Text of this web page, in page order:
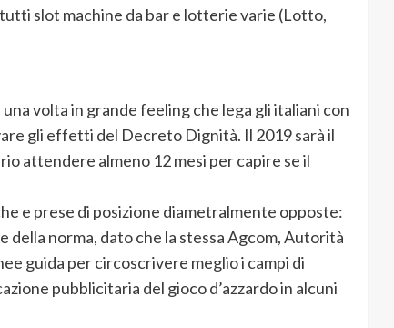
slot machine da bar e lotterie varie (Lotto,
volta in grande feeling che lega gli italiani con
gli effetti del Decreto Dignità. Il 2019 sarà il
attendere almeno 12 mesi per capire se il
e prese di posizione diametralmente opposte:
della norma, dato che la stessa Agcom, Autorità
guida per circoscrivere meglio i campi di
pubblicitaria del gioco d’azzardo in alcuni